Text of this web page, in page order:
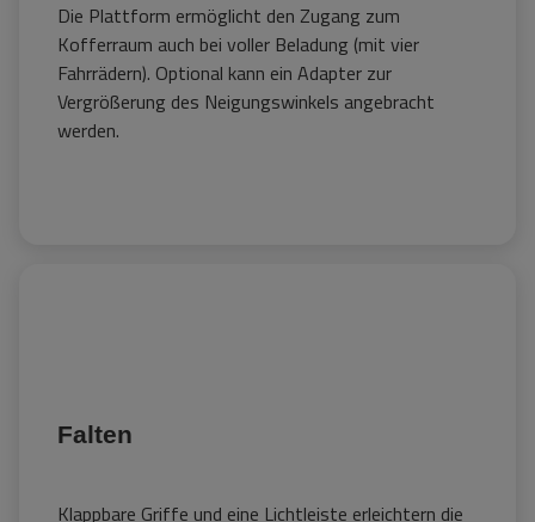
Die Plattform ermöglicht den Zugang zum
Kofferraum auch bei voller Beladung (mit vier
Fahrrädern). Optional kann ein Adapter zur
Vergrößerung des Neigungswinkels angebracht
werden.
Falten
Klappbare Griffe und eine Lichtleiste erleichtern die